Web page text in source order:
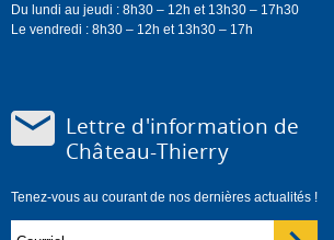
Du lundi au jeudi : 8h30 – 12h et 13h30 – 17h30
Le vendredi : 8h30 – 12h et 13h30 – 17h
Lettre d'information de
Château-Thierry
Tenez-vous au courant de nos dernières actualités !